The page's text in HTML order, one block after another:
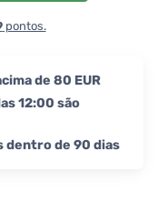
pontos.
de 80 EUR
12:00 são
dentro de 90 dias